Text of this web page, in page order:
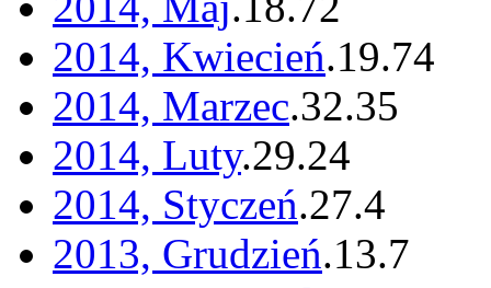
2014, Kwiecień.19.74
2014, Marzec.32.35
2014, Luty.29.24
2014, Styczeń.27.4
2013, Grudzień.13.7